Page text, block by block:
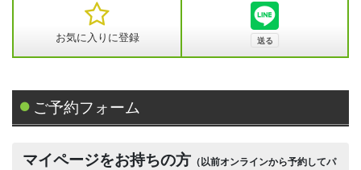
お気に入りに登録
ご予約フォーム
マイページをお持ちの方 （以前オンラインから予約してパ